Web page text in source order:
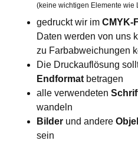
(keine wichtigen Elemente wie
gedruckt wir im CMYK-
Daten werden von uns
zu Farbabweichungen
Die Druckauflösung
Endformat betragen
alle verwendeten
wandeln
Bilder und andere
sein